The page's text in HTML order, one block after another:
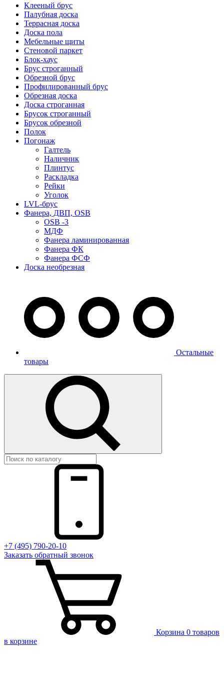
Клееный брус
Палубная доска
Террасная доска
Доска пола
Мебельные щиты
Стеновой паркет
Блок-хаус
Брус строганный
Обрезной брус
Профилированный брус
Обрезная доска
Доска строганная
Брусок строганный
Брусок обрезной
Полок
Погонаж
Галтель
Наличник
Плинтус
Раскладка
Рейки
Уголок
LVL-брус
Фанера, ДВП, OSB
OSB -3
МДФ
Фанера ламинированная
Фанера ФК
Фанера ФСФ
Доска необрезная
Остальные
товары
+7 (495) 790-20-10
Заказать обратный звонок
Корзина 0 товаров
в корзине